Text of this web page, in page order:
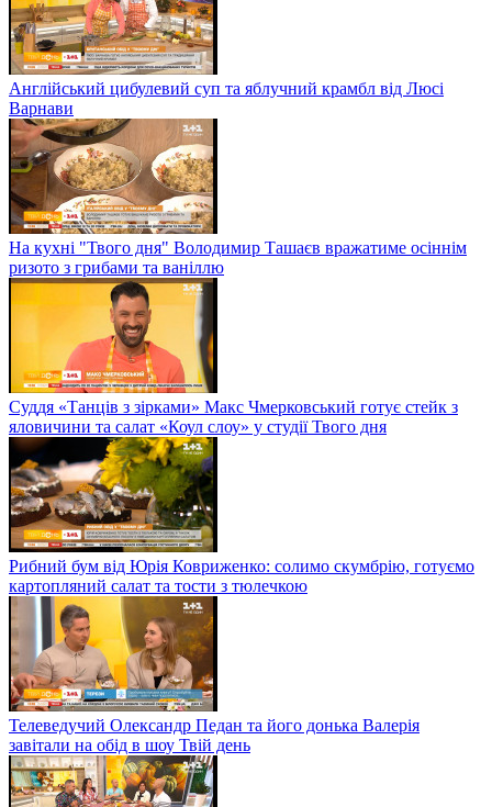
Англійський цибулевий суп та яблучний крамбл від Люсі
Варнави
На кухні "Твого дня" Володимир Ташаєв вражатиме осіннім
ризото з грибами та ваніллю
Суддя «Танців з зірками» Макс Чмерковський готує стейк з
яловичини та салат «Коул слоу» у студії Твого дня
Рибний бум від Юрія Ковриженко: солимо скумбрію, готуємо
картопляний салат та тости з тюлечкою
Телеведучий Олександр Педан та його донька Валерія
завітали на обід в шоу Твій день